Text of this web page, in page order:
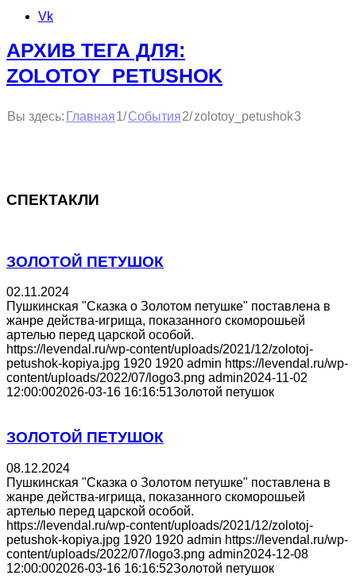
Vk
АРХИВ ТЕГА ДЛЯ:
ZOLOTOY_PETUSHOK
Вы здесь: Главная1/События2/zolotoy_petushok3
СПЕКТАКЛИ
ЗОЛОТОЙ ПЕТУШОК
02.11.2024
Пушкинская "Сказка о Золотом петушке" поставлена в
жанре действа-игрища, показанного скоморошьей
артелью перед царской особой.
https://levendal.ru/wp-content/uploads/2021/12/zolotoj-
petushok-kopiya.jpg 1920 1920 admin https://levendal.ru/wp-
content/uploads/2022/07/logo3.png admin2024-11-02
12:00:002026-03-16 16:16:51Золотой петушок
ЗОЛОТОЙ ПЕТУШОК
08.12.2024
Пушкинская "Сказка о Золотом петушке" поставлена в
жанре действа-игрища, показанного скоморошьей
артелью перед царской особой.
https://levendal.ru/wp-content/uploads/2021/12/zolotoj-
petushok-kopiya.jpg 1920 1920 admin https://levendal.ru/wp-
content/uploads/2022/07/logo3.png admin2024-12-08
12:00:002026-03-16 16:16:52Золотой петушок